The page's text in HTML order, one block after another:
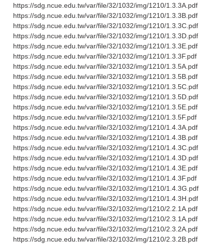
https://sdg.ncue.edu.tw/var/file/32/1032/img/1210/1.3.3A.pdf
https://sdg.ncue.edu.tw/var/file/32/1032/img/1210/1.3.3B.pdf
https://sdg.ncue.edu.tw/var/file/32/1032/img/1210/1.3.3C.pdf
https://sdg.ncue.edu.tw/var/file/32/1032/img/1210/1.3.3D.pdf
https://sdg.ncue.edu.tw/var/file/32/1032/img/1210/1.3.3E.pdf
https://sdg.ncue.edu.tw/var/file/32/1032/img/1210/1.3.3F.pdf
https://sdg.ncue.edu.tw/var/file/32/1032/img/1210/1.3.5A.pdf
https://sdg.ncue.edu.tw/var/file/32/1032/img/1210/1.3.5B.pdf
https://sdg.ncue.edu.tw/var/file/32/1032/img/1210/1.3.5C.pdf
https://sdg.ncue.edu.tw/var/file/32/1032/img/1210/1.3.5D.pdf
https://sdg.ncue.edu.tw/var/file/32/1032/img/1210/1.3.5E.pdf
https://sdg.ncue.edu.tw/var/file/32/1032/img/1210/1.3.5F.pdf
https://sdg.ncue.edu.tw/var/file/32/1032/img/1210/1.4.3A.pdf
https://sdg.ncue.edu.tw/var/file/32/1032/img/1210/1.4.3B.pdf
https://sdg.ncue.edu.tw/var/file/32/1032/img/1210/1.4.3C.pdf
https://sdg.ncue.edu.tw/var/file/32/1032/img/1210/1.4.3D.pdf
https://sdg.ncue.edu.tw/var/file/32/1032/img/1210/1.4.3E.pdf
https://sdg.ncue.edu.tw/var/file/32/1032/img/1210/1.4.3F.pdf
https://sdg.ncue.edu.tw/var/file/32/1032/img/1210/1.4.3G.pdf
https://sdg.ncue.edu.tw/var/file/32/1032/img/1210/1.4.3H.pdf
https://sdg.ncue.edu.tw/var/file/32/1032/img/1210/2.2.1A.pdf
https://sdg.ncue.edu.tw/var/file/32/1032/img/1210/2.3.1A.pdf
https://sdg.ncue.edu.tw/var/file/32/1032/img/1210/2.3.2A.pdf
https://sdg.ncue.edu.tw/var/file/32/1032/img/1210/2.3.2B.pdf